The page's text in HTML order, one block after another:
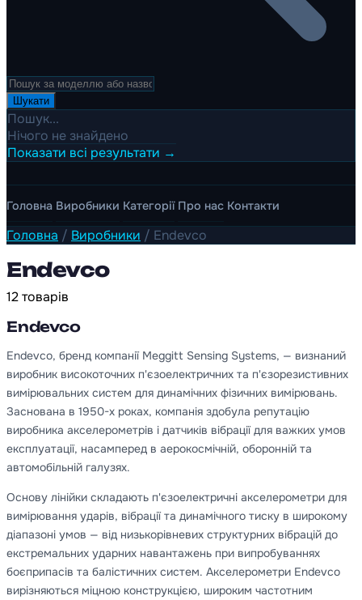
Шукати
Пошук...
Нічого не знайдено
Показати всі результати →
Головна Виробники Категорії Про нас Контакти
Головна / Виробники / Endevco
Endevco
12 товарів
Endevco
Endevco, бренд компанії Meggitt Sensing Systems, — визнаний
виробник високоточних п'єзоелектричних та п'єзорезистивних
вимірювальних систем для динамічних фізичних вимірювань.
Заснована в 1950-х роках, компанія здобула репутацію
виробника акселерометрів і датчиків вібрації для важких умов
експлуатації, насамперед в аерокосмічній, оборонній та
автомобільній галузях.
Основу лінійки складають п'єзоелектричні акселерометри для
вимірювання ударів, вібрації та динамічного тиску в широкому
діапазоні умов — від низькорівневих структурних вібрацій до
екстремальних ударних навантажень при випробуваннях
боєприпасів та балістичних систем. Акселерометри Endevco
вирізняються міцною конструкцією, широким частотним